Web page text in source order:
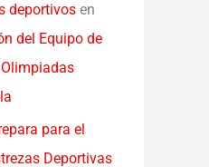
deportivos en
del Equipo de
para el
Deportivas